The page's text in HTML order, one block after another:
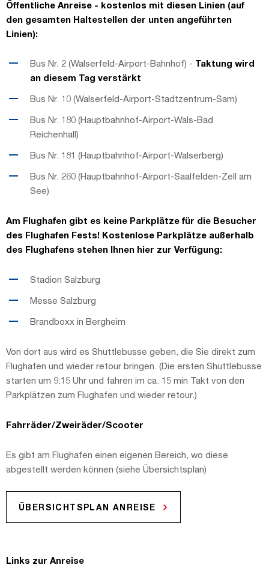
Öffentliche Anreise - kostenlos mit diesen Linien (auf
den gesamten Haltestellen der unten angeführten
Linien):
Bus Nr. 2 (Walserfeld-Airport-Bahnhof) - Taktung wird
an diesem Tag verstärkt
Bus Nr. 10 (Walserfeld-Airport-Stadtzentrum-Sam)
Bus Nr. 180 (Hauptbahnhof-Airport-Wals-Bad
Reichenhall)
Bus Nr. 181 (Hauptbahnhof-Airport-Walserberg)
Bus Nr. 260 (Hauptbahnhof-Airport-Saalfelden-Zell am
See)
Am Flughafen gibt es keine Parkplätze für die Besucher
des Flughafen Fests! Kostenlose Parkplätze außerhalb
des Flughafens stehen Ihnen hier zur Verfügung:
Stadion Salzburg
Messe Salzburg
Brandboxx in Bergheim
Von dort aus wird es Shuttlebusse geben, die Sie direkt zum
Flughafen und wieder retour bringen. (Die ersten Shuttlebusse
starten um 9:15 Uhr und fahren im ca. 15 min Takt von den
Parkplätzen zum Flughafen und wieder retour.)
Fahrräder/Zweiräder/Scooter
Es gibt am Flughafen einen eigenen Bereich, wo diese
abgestellt werden können (siehe Übersichtsplan)
ÜBERSICHTSPLAN ANREISE
Links zur Anreise